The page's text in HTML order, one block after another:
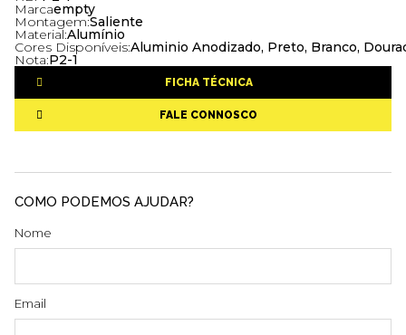
Marcaempty
Montagem:Saliente
Material:Alumínio
Cores Disponíveis:Aluminio Anodizado, Preto, Branco,
Nota:P2-1
FICHA TÉCNICA
FALE CONNOSCO
COMO PODEMOS AJUDAR?
Nome
Email